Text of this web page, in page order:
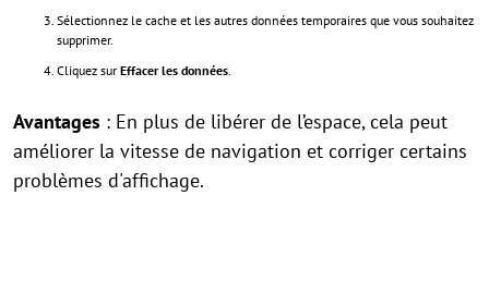
Sélectionnez le cache et les autres données temporaires que vous souhaitez
supprimer.
Cliquez sur Effacer les données.
Avantages : En plus de libérer de l’espace, cela peut
améliorer la vitesse de navigation et corriger certains
problèmes d'affichage.